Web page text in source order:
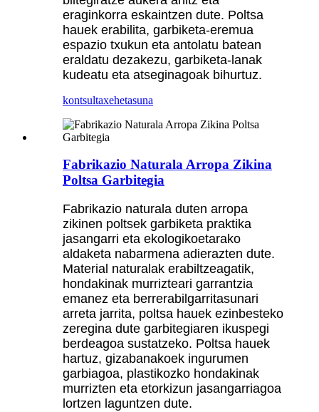
eraginkorra eskaintzen dute. Poltsa
hauek erabilita, garbiketa-eremua
espazio txukun eta antolatu batean
eraldatu dezakezu, garbiketa-lanak
kudeatu eta atseginagoak bihurtuz.
kontsultaxehetasuna
Fabrikazio Naturala Arropa Zikina
Poltsa Garbitegia
Fabrikazio naturala duten arropa
zikinen poltsek garbiketa praktika
jasangarri eta ekologikoetarako
aldaketa nabarmena adierazten dute.
Material naturalak erabiltzeagatik,
hondakinak murrizteari garrantzia
emanez eta berrerabilgarritasunari
arreta jarrita, poltsa hauek ezinbesteko
zeregina dute garbitegiaren ikuspegi
berdeagoa sustatzeko. Poltsa hauek
hartuz, gizabanakoek ingurumen
garbiagoa, plastikozko hondakinak
murrizten eta etorkizun jasangarriagoa
lortzen laguntzen dute.